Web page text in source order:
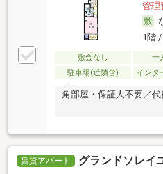
管理
1階
敷金なし 一
駐車場(近隣含)
インタ
角部屋・保証人不要／代
賃貸アパート グランドソレイ